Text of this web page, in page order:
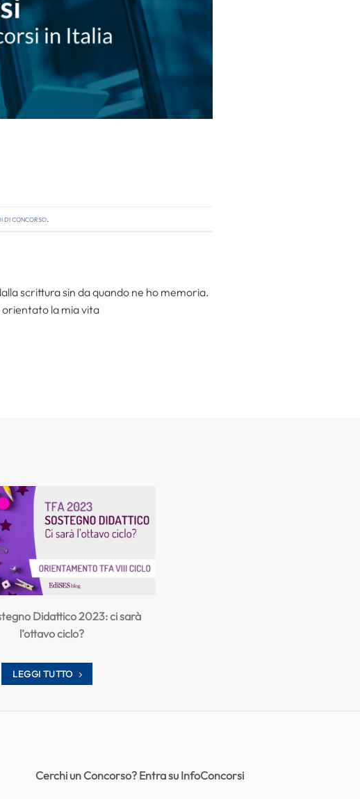
di concorso.
scrittura sin da quando ne ho memoria.
orientato la mia vita
Didattico 2023: ci sarà
l’ottavo ciclo?
LEGGI TUTTO
Cerchi un Concorso? Entra su InfoConcorsi